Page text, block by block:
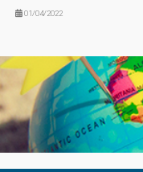
01/04/2022